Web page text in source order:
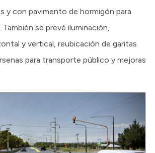
y con pavimento de hormigón para
se prevé iluminación,
y vertical, reubicación de garitas
para transporte público y mejoras